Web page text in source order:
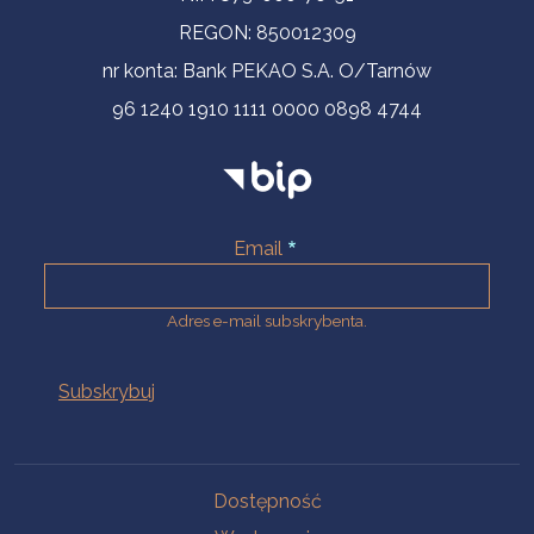
REGON: 850012309
nr konta: Bank PEKAO S.A. O/Tarnów
96 1240 1910 1111 0000 0898 4744
Email
Adres e-mail subskrybenta.
Dostępność